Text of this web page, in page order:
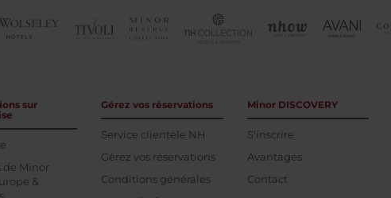
sur
de Minor
&
Gérez vos réservations
Service clientèle NH
Gérez vos réservations
Conditions générales
Minor DISCOVERY
S'inscrire
Avantages
Contact